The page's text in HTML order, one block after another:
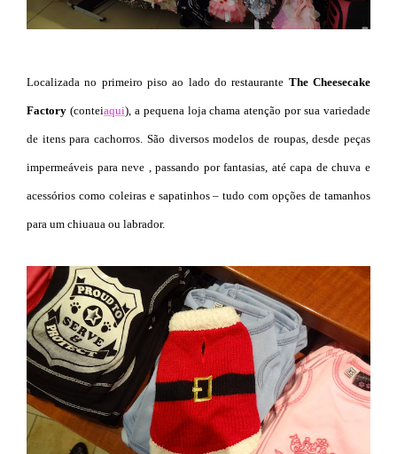
Localizada no primeiro piso ao lado do restaurante The Cheesecake
Factory (conteiaqui), a pequena loja chama atenção por sua variedade
de itens para cachorros. São diversos modelos de roupas, desde peças
impermeáveis para neve , passando por fantasias, até capa de chuva e
acessórios como coleiras e sapatinhos – tudo com opções de tamanhos
para um chiuaua ou labrador.